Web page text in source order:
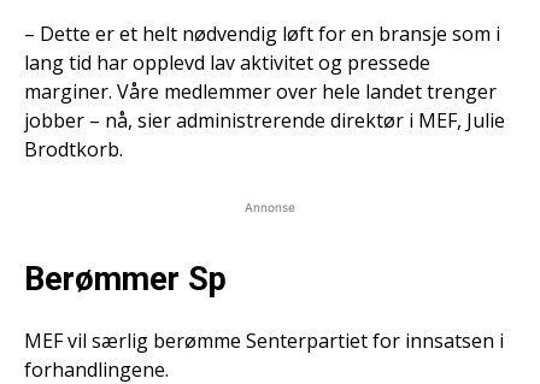
– Dette er et helt nødvendig løft for en bransje som i
lang tid har opplevd lav aktivitet og pressede
marginer. Våre medlemmer over hele landet trenger
jobber – nå, sier administrerende direktør i MEF, Julie
Brodtkorb.
Annonse
Berømmer Sp
MEF vil særlig berømme Senterpartiet for innsatsen i
forhandlingene.